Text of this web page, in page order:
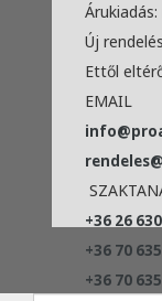
Új
Ettől
EMAIL
+36 26
+36 70
+36 70